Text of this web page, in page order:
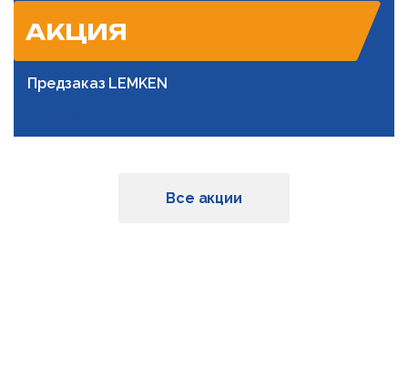
АКЦИЯ
Предзаказ LEMKEN
Все акции